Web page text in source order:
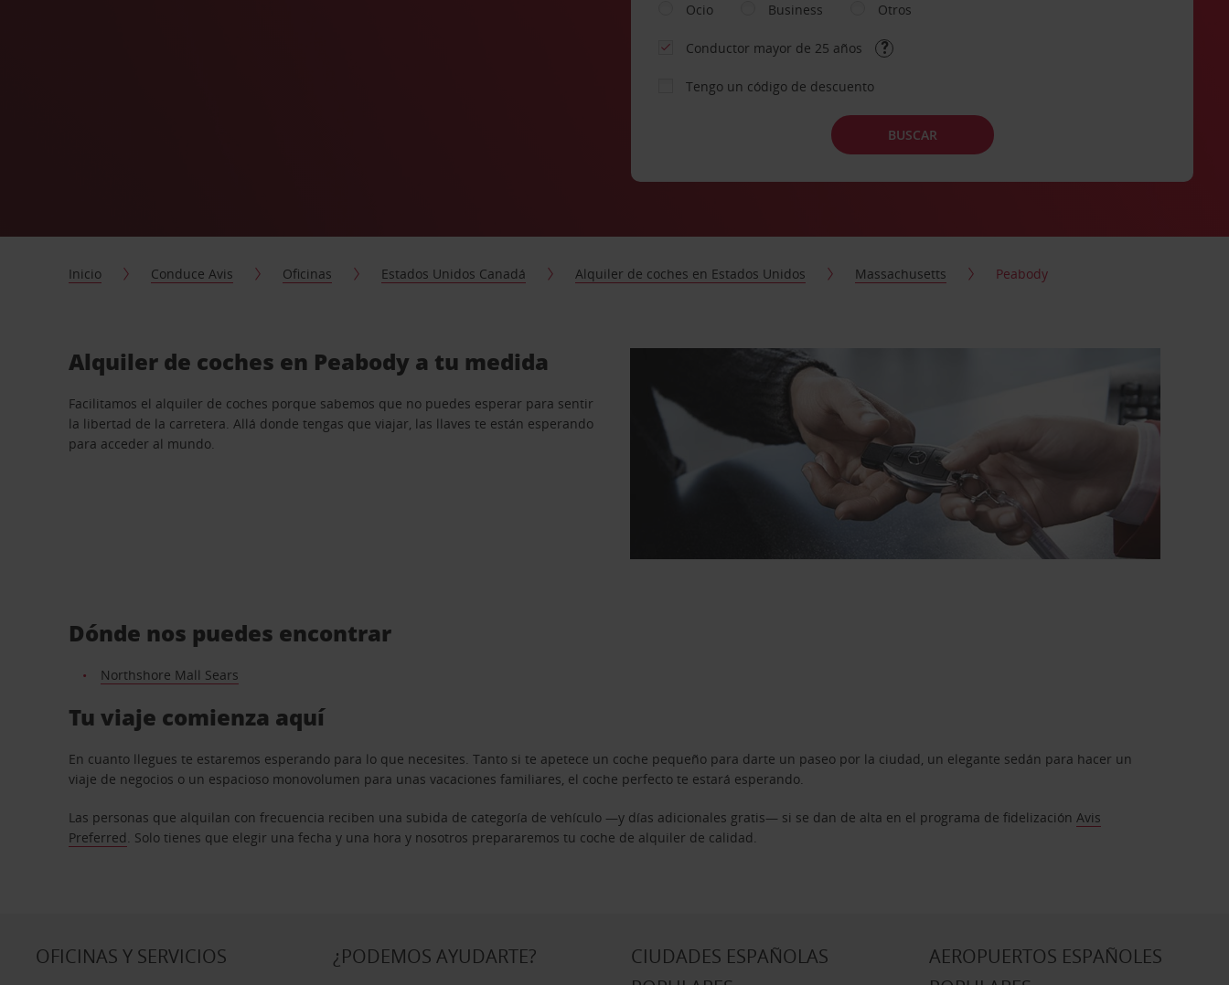
Ocio
Business Otros
Conductor mayor de 25 años
Tengo un código de descuento
BUSCAR
Inicio Conduce Avis Oficinas Estados Unidos Canadá Alquiler de coches en Estados Unidos Massachusetts Peabody
Alquiler de coches en Peabody a tu medida
Facilitamos el alquiler de coches porque sabemos que no puedes esperar para sentir
la libertad de la carretera. Allá donde tengas que viajar, las llaves te están esperando
para acceder al mundo.
Dónde nos puedes encontrar
Northshore Mall Sears
Tu viaje comienza aquí
En cuanto llegues te estaremos esperando para lo que necesites. Tanto si te apetece un coche pequeño para darte un paseo por la ciudad, un elegante sedán para hacer un
viaje de negocios o un espacioso monovolumen para unas vacaciones familiares, el coche perfecto te estará esperando.
Las personas que alquilan con frecuencia reciben una subida de categoría de vehículo —y días adicionales gratis— si se dan de alta en el programa de fidelizaciónAvis
Preferred. Solo tienes que elegir una fecha y una hora y nosotros prepararemos tu coche de alquiler de calidad.
OFICINAS Y SERVICIOS ¿PODEMOS AYUDARTE?
CIUDADES ESPAÑOLAS
AEROPUERTOS ESPAÑOLES